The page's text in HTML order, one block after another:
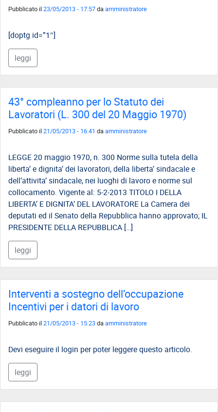
Pubblicato il23/05/2013 - 17:57daamministratore
[doptg id=”1″]
leggi
43° compleanno per lo Statuto dei
Lavoratori (L. 300 del 20 Maggio 1970)
Pubblicato il21/05/2013 - 16:41 daamministratore
LEGGE 20 maggio 1970, n. 300 Norme sulla tutela della
liberta’ e dignita’ dei lavoratori, della liberta’ sindacale e
dell’attivita’ sindacale, nei luoghi di lavoro e norme sul
collocamento. Vigente al: 5-2-2013 TITOLO I DELLA
LIBERTA’ E DIGNITA’ DEL LAVORATORE La Camera dei
deputati ed il Senato della Repubblica hanno approvato; IL
PRESIDENTE DELLA REPUBBLICA […]
leggi
Interventi a sostegno dell’occupazione
Incentivi per i datori di lavoro
Pubblicato il21/05/2013 - 15:23daamministratore
Devi eseguire il login per poter leggere questo articolo.
leggi